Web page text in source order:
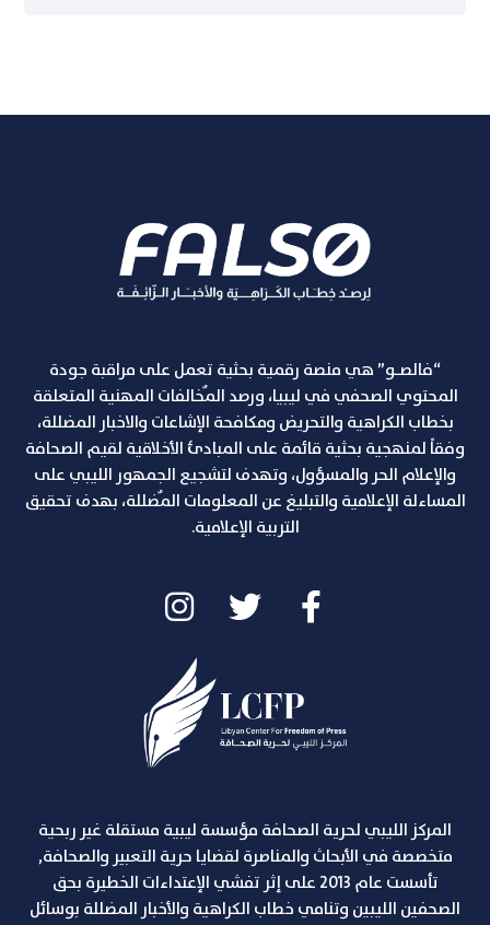
“فالصـو” هي منصة رقمية بحثية تعمل على مراقبة جودة
المحتوي الصحفي في ليبيا، ورصد المٌخالفات المهنية المتعلقة
بخطاب الكراهية والتحريض ومكافحة الإشاعات والاخبار المضللة،
وفقاً لمنهجية بحثية قائمة على المبادئ الأخلاقية لقيم الصحافة
والإعلام الحر والمسؤول، وتهدف لتشجيع الجمهور الليبي على
المساءلة الإعلامية والتبليغ عن المعلومات المٌضللة، بهدف تحقيق
التربية الإعلامية.
المركز الليبي لحرية الصحافة مؤسسة ليبية مستقلة غير ربحية
متخصصة في الأبحاث والمناصرة لقضايا حرية التعبير والصحافة,
تأسست عام 2013 على إثر تفشي الإعتداءات الخطيرة بحق
الصحفين الليبين وتنامي خطاب الكراهية والأخبار المضللة بوسائل